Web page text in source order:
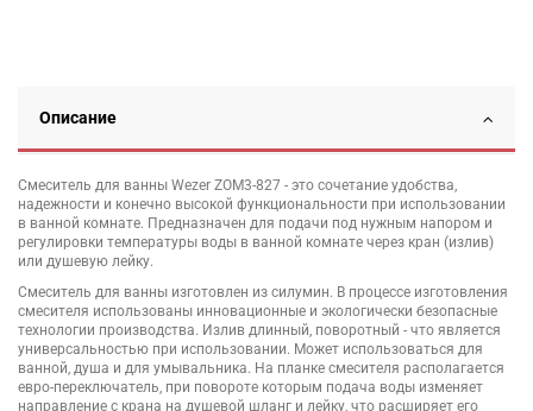
Описание
Смеситель для ванны Wezer ZOM3-827 - это сочетание удобства,
надежности и конечно высокой функциональности при использовании
в ванной комнате. Предназначен для подачи под нужным напором и
регулировки температуры воды в ванной комнате через кран (излив)
или душевую лейку.
Смеситель для ванны изготовлен из силумин. В процессе изготовления
смесителя использованы инновационные и экологически безопасные
технологии производства. Излив длинный, поворотный - что является
универсальностью при использовании. Может использоваться для
ванной, душа и для умывальника. На планке смесителя располагается
евро-переключатель, при повороте которым подача воды изменяет
направление с крана на душевой шланг и лейку, что расширяет его